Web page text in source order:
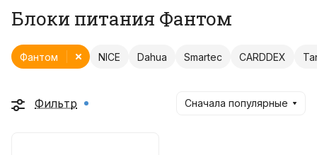
Блоки питания Фантом
Фантом NICE Dahua Smartec CARDDEX
Фильтр Сначала популярные